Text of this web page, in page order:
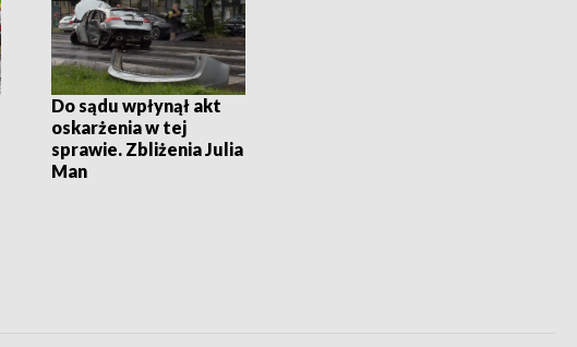
Do sądu wpłynął akt
oskarżenia w tej
sprawie. Zbliżenia Julia
Man